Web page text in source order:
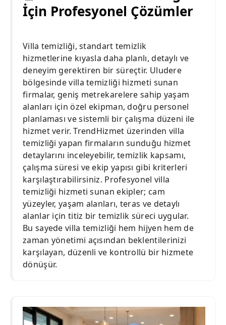
İçin Profesyonel Çözümler
Villa temizliği, standart temizlik
hizmetlerine kıyasla daha planlı, detaylı ve
deneyim gerektiren bir süreçtir. Uludere
bölgesinde villa temizliği hizmeti sunan
firmalar, geniş metrekarelere sahip yaşam
alanları için özel ekipman, doğru personel
planlaması ve sistemli bir çalışma düzeni ile
hizmet verir. TrendHizmet üzerinden villa
temizliği yapan firmaların sunduğu hizmet
detaylarını inceleyebilir, temizlik kapsamı,
çalışma süresi ve ekip yapısı gibi kriterleri
karşılaştırabilirsiniz. Profesyonel villa
temizliği hizmeti sunan ekipler; cam
yüzeyler, yaşam alanları, teras ve detaylı
alanlar için titiz bir temizlik süreci uygular.
Bu sayede villa temizliği hem hijyen hem de
zaman yönetimi açısından beklentilerinizi
karşılayan, düzenli ve kontrollü bir hizmete
dönüşür.